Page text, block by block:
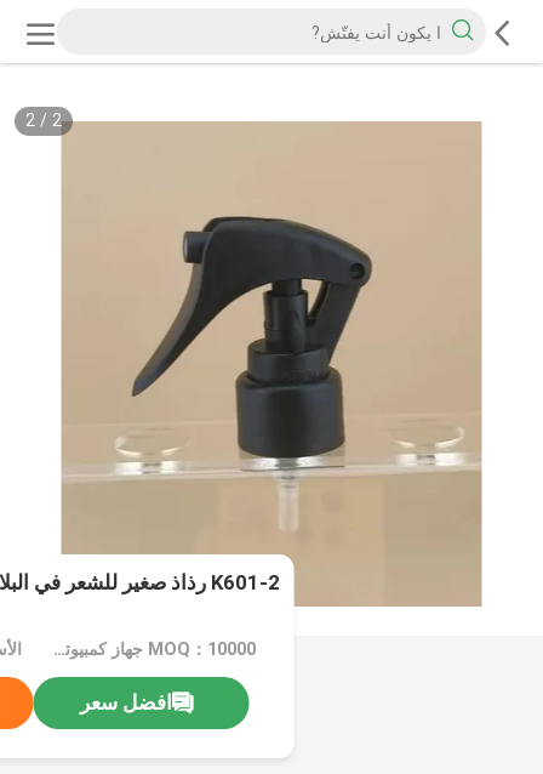
2
/
2
K601-2 رذاذ صغير للشعر في البلاستيك الأسود
MOQ：10000 جهاز كمبيوتر شخصى
افضل سعر